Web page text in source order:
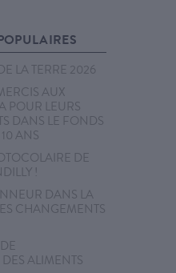
LA TERRE 2026
AUX
POUR LEURS
DANS LE FONDS
ANS
DE
!
DANS LA
CHANGEMENTS
ALIMENTS